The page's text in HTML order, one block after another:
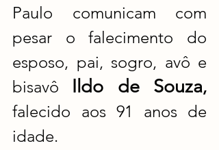
Paulo comunicam com
pesar o falecimento do
esposo, pai, sogro, avô e
bisavô Ildo de Souza,
falecido aos 91 anos de
idade.